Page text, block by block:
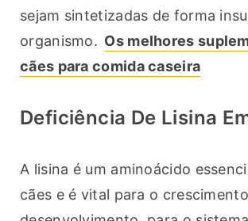
sejam sintetizadas de forma
organismo. Os melhores
cães para comida caseira
Deficiência De Lisina
A lisina é um aminoácido
cães e é vital para o